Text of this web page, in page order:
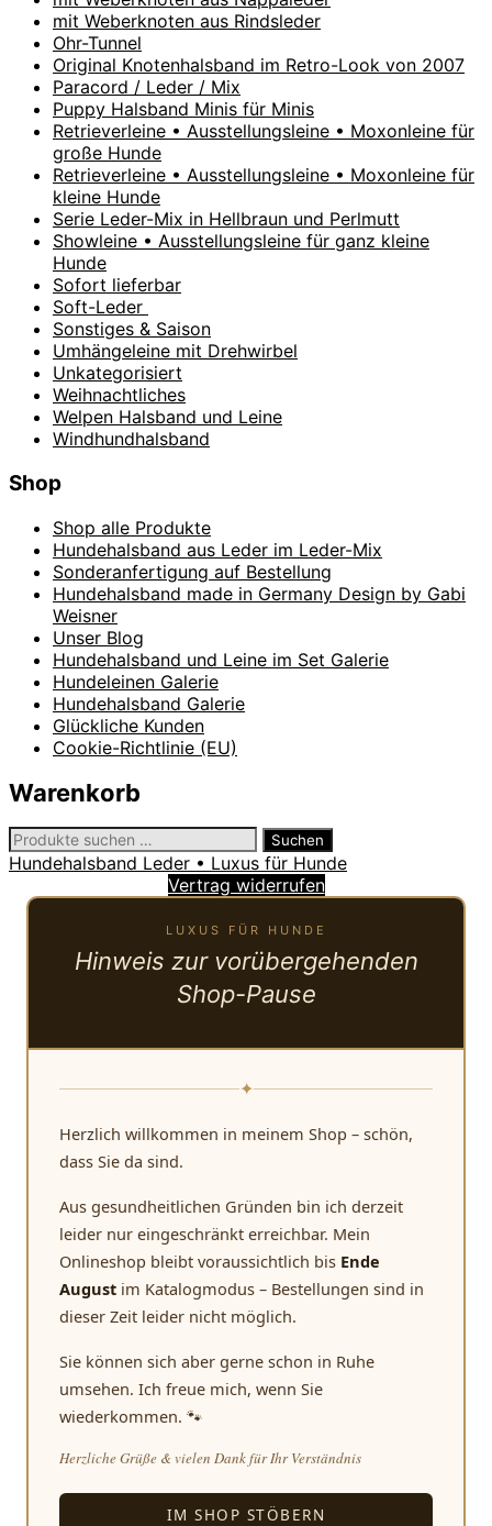
mit Weberknoten aus Rindsleder
Ohr-Tunnel
Original Knotenhalsband im Retro-Look von 2007
Paracord / Leder / Mix
Puppy Halsband Minis für Minis
Retrieverleine • Ausstellungsleine • Moxonleine für
große Hunde
Retrieverleine • Ausstellungsleine • Moxonleine für
kleine Hunde
Serie Leder-Mix in Hellbraun und Perlmutt
Showleine • Ausstellungsleine für ganz kleine
Hunde
Sofort lieferbar
Soft-Leder
Sonstiges & Saison
Umhängeleine mit Drehwirbel
Unkategorisiert
Weihnachtliches
Welpen Halsband und Leine
Windhundhalsband
Shop
Shop alle Produkte
Hundehalsband aus Leder im Leder-Mix
Sonderanfertigung auf Bestellung
Hundehalsband made in Germany Design by Gabi
Weisner
Unser Blog
Hundehalsband und Leine im Set Galerie
Hundeleinen Galerie
Hundehalsband Galerie
Glückliche Kunden
Cookie-Richtlinie (EU)
Warenkorb
Suchen
nach:
Suchen
Hundehalsband Leder • Luxus für Hunde
Vertrag widerrufen
LUXUS FÜR HUNDE
Hinweis zur vorübergehenden
Shop-Pause
✦
Herzlich willkommen in meinem Shop – schön,
dass Sie da sind.
Aus gesundheitlichen Gründen bin ich derzeit
leider nur eingeschränkt erreichbar. Mein
Onlineshop bleibt voraussichtlich bis Ende
August im Katalogmodus – Bestellungen sind in
dieser Zeit leider nicht möglich.
Sie können sich aber gerne schon in Ruhe
umsehen. Ich freue mich, wenn Sie
wiederkommen. 🐾
Herzliche Grüße & vielen Dank für Ihr Verständnis
IM SHOP STÖBERN